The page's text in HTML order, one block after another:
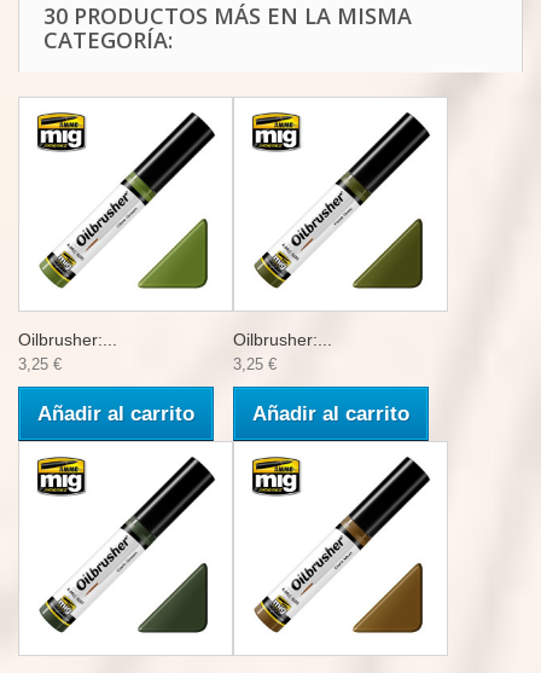
30 PRODUCTOS MÁS EN LA MISMA
CATEGORÍA:
Oilbrusher:...
3,25 €
Añadir al carrito
Oilbrusher:...
3,25 €
Añadir al carrito